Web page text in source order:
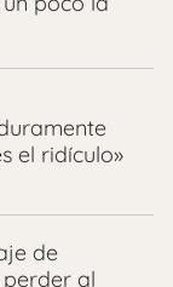
el ridículo»
de
al